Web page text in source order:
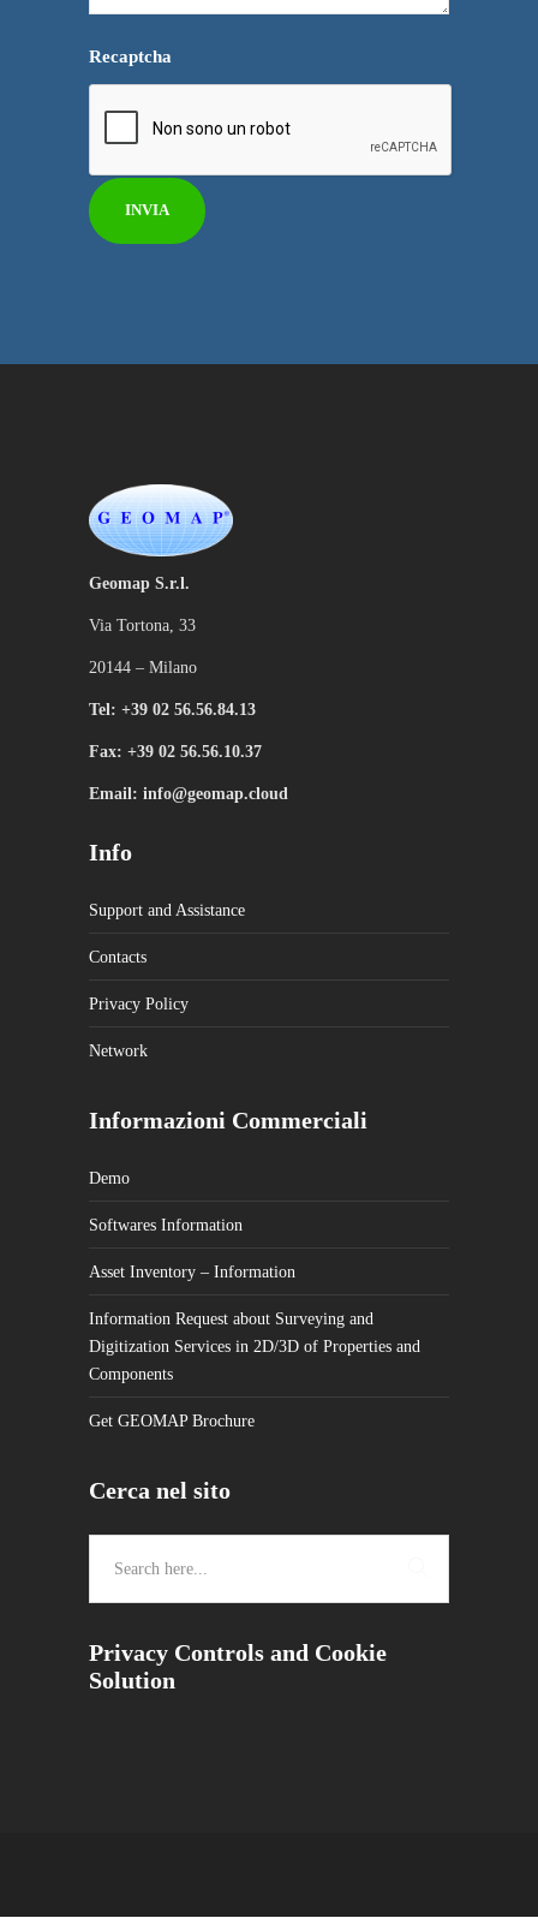
Recaptcha
Geomap S.r.l.
Via Tortona, 33
20144 – Milano
Tel: +39 02 56.56.84.13
Fax: +39 02 56.56.10.37
Email: info@geomap.cloud
Info
Support and Assistance
Contacts
Privacy Policy
Network
Informazioni Commerciali
Demo
Softwares Information
Asset Inventory – Information
Information Request about Surveying and
Digitization Services in 2D/3D of Properties and
Components
Get GEOMAP Brochure
Cerca nel sito
Privacy Controls and Cookie
Solution